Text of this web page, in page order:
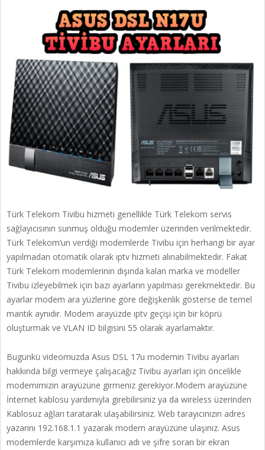
Türk Telekom Tivibu hizmeti genellikle Türk Telekom servis
sağlayıcısının sunmuş olduğu modemler üzerinden verilmektedir.
Türk Telekom’un verdiği modemlerde Tivibu için herhangi bir ayar
yapılmadan otomatik olarak ıptv hizmeti alınabilmektedir. Fakat
Türk Telekom modemlerinin dışında kalan marka ve modeller
Tivibu izleyebilmek için bazı ayarların yapılması gerekmektedir. Bu
ayarlar modem ara yüzlerine göre değişkenlik gösterse de temel
mantık aynıdır. Modem arayüzde ıptv geçişi için bir köprü
oluşturmak ve VLAN ID bilgisini 55 olarak ayarlamaktır.
Bugünkü videomuzda Asus DSL 17u modemin Tivibu ayarları
hakkında bilgi vermeye çalışacağız Tivibu ayarları için öncelikle
modemimizin arayüzüne girmeniz gerekiyor.Modem arayüzüne
İnternet kablosu yardımıyla girebilirsiniz ya da wireless üzerinden
Kablosuz ağları taratarak ulaşabilirsiniz. Web tarayıcınızın adres
yazarını 192.168.1.1 yazarak modem arayüzüne ulaşınız. Asus
modemlerde karşımıza kullanıcı adı ve şifre soran bir ekran